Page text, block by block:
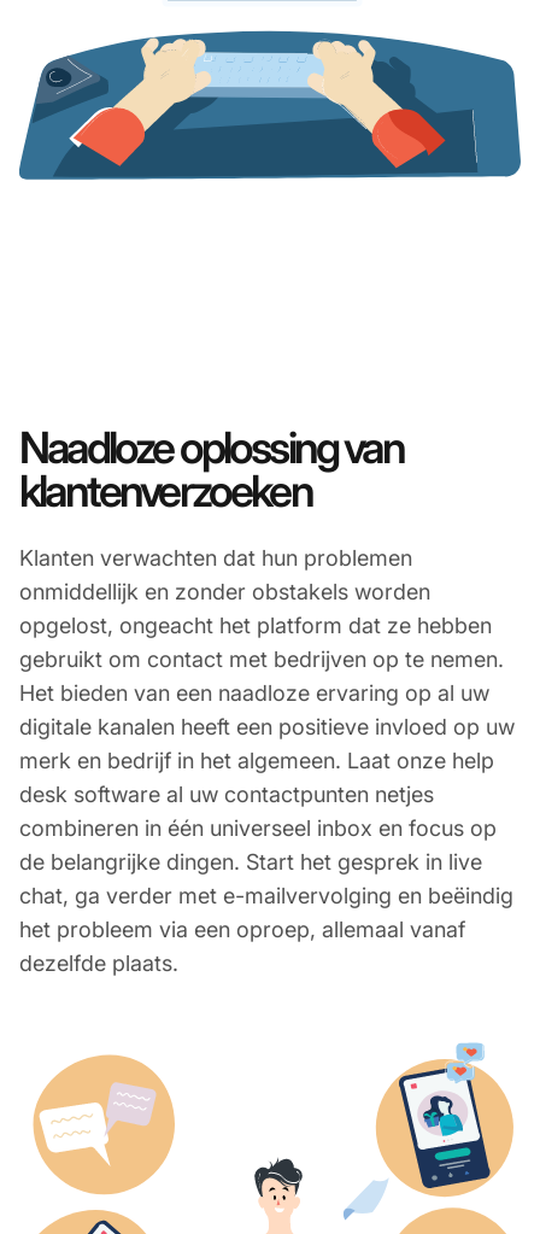
Naadloze oplossing van
klantenverzoeken
Klanten verwachten dat hun problemen
onmiddellijk en zonder obstakels worden
opgelost, ongeacht het platform dat ze hebben
gebruikt om contact met bedrijven op te nemen.
Het bieden van een naadloze ervaring op al uw
digitale kanalen heeft een positieve invloed op uw
merk en bedrijf in het algemeen. Laat onze help
desk software al uw contactpunten netjes
combineren in één universeel inbox en focus op
de belangrijke dingen. Start het gesprek in live
chat, ga verder met e-mailvervolging en beëindig
het probleem via een oproep, allemaal vanaf
dezelfde plaats.